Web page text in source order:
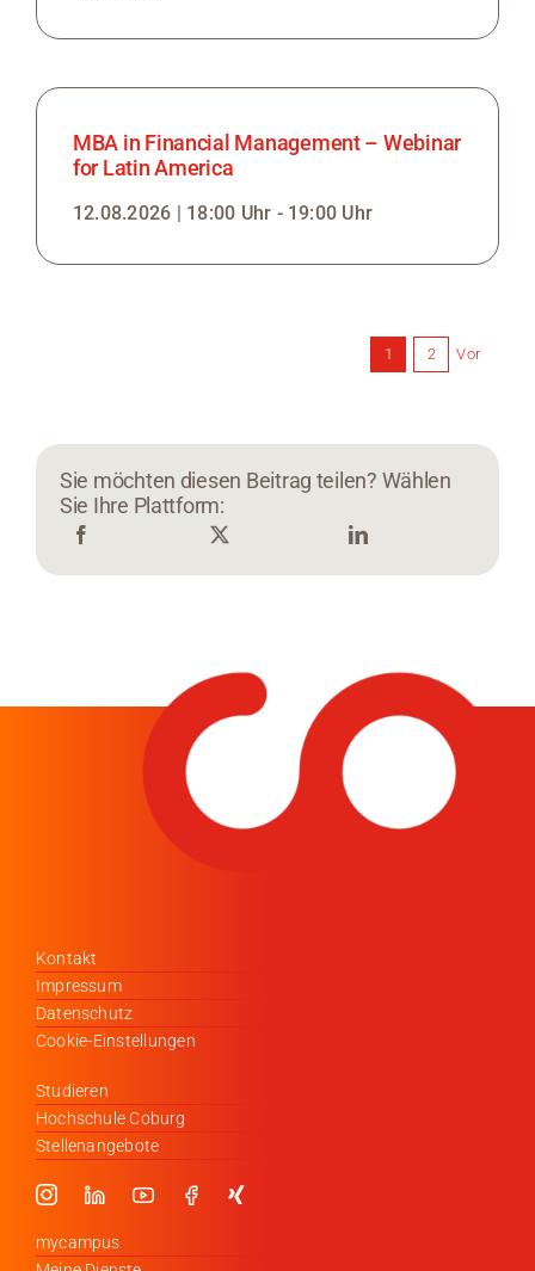
MBA in Financial Management – Webinar
for Latin America
12.08.2026 | 18:00 Uhr - 19:00 Uhr
1 2 Vor
Sie möchten diesen Beitrag teilen? Wählen
Sie Ihre Plattform:
Kontakt
Impressum
Datenschutz
Cookie-Einstellungen
Studieren
Hochschule Coburg
Stellenangebote
mycampus